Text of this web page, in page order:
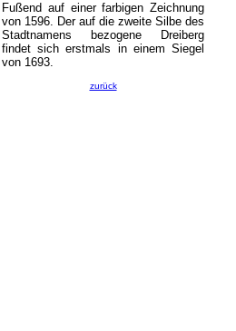
Fußend auf einer farbigen Zeichnung
von 1596. Der auf die zweite Silbe des
Stadtnamens bezogene Dreiberg
findet sich erstmals in einem Siegel
von 1693.
zurück